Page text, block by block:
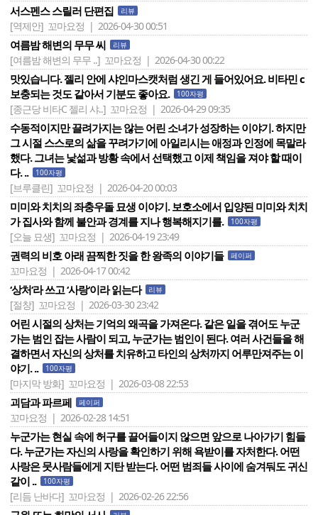
서스펜스 스릴러 단편집 리뷰
[역제안] 꼬마요정 | 2026-04-30 00:51
여름밤 해변의 무무 씨 리뷰
[여름밤 해변의 무무 ..] 꼬마요정 | 2026-04-30 00:22
맛있습니다. 젤리 안에 샤인마스캣처럼 생긴 게 들어있어요. 비타민 c
보충되는 것도 같아서 기분도 좋아요.
100자평
[종근당 비타C 젤리 샤..] 꼬마요정 | 2026-04-29 09:35
수동적이지만 끌려가지는 않는 어린 소녀가 성장하는 이야기. 하지만
그 시절 스스로의 삶을 꾸려가기에 아일리시는 애정과 인정에 목말라
했다. 그녀는 낯섦과 방황 속에서 선택했고 이제 책임을 져야 할 때이
다. ..
100자평
[브루클린] 꼬마요정 | 2026-04-20 00:03
미미와 치치의 좌충우돌 묘생 이야기. 보호소에서 입양된 미미와 치치
가 집사와 함께 불안과 경계를 지나 행복해지기를.
100자평
[오늘 묘생] 꼬마요정 | 2026-04-19 23:49
권력의 비호 아래 끔찍한 짓을 한 왕족의 이야기들 페이퍼
꼬마요정 | 2026-04-17 00:42
‘상처‘라 쓰고 ‘사랑‘이라 읽는다 리뷰
[절창] 꼬마요정 | 2026-03-30 23:42
어린 시절의 상처는 기억의 왜곡을 가져온다. 같은 일을 겪어도 누군
가는 범인 잡는 사람이 되고, 누군가는 범인이 된다. 여러 사건들을 해
결하면서 자신의 상처를 치유하고 타인의 상처까지 어루만져주는 이
야기. ..
100자평
[마지막 방화] 꼬마요정 | 2026-03-08 22:53
괴담과 파르페 페이퍼
꼬마요정 | 2026-02-28 14:51
누군가는 현실 속에 허구를 끌어들이지 않으면 앞으로 나아가기 힘들
다. 누군가는 자신의 사랑을 확인하기 위해 욕받이를 자처한다. 어떤
사랑은 뭇사람들에게 지탄 받는다. 어떤 범죄들 사이에 숨겨둬도 귀신
같이 ..
100자평
[리듬 난바다] 꼬마요정 | 2026-02-26 22:56